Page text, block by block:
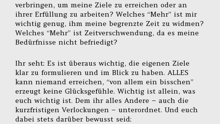
verbringen, um meine Ziele zu erreichen oder an
ihrer Erfüllung zu arbeiten? Welches “Mehr” ist mir
wichtig genug, ihm meine begrenzte Zeit zu widmen?
Welches “Mehr” ist Zeitverschwendung, da es meine
Bedürfnisse nicht befriedigt?
Ihr seht: Es ist überaus wichtig, die eigenen Ziele
klar zu formulieren und im Blick zu haben. ALLES
kann niemand erreichen, “von allem ein bisschen”
erzeugt keine Glücksgefühle. Wichtig ist allein, was
euch wichtig ist. Dem ihr alles Andere – auch die
kurzfristigen Verlockungen – unterordnet. Und euch
dabei stets darüber bewusst seid: